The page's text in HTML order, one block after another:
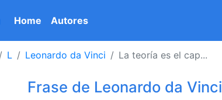
Home (current)
Autores
L Leonardo da Vinci La teoría es el cap...
Frase de Leonardo da Vinci